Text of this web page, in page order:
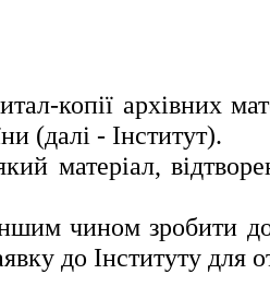
копії архівних
(далі - Інститут).
матеріал,
чином зробити
до Інституту для